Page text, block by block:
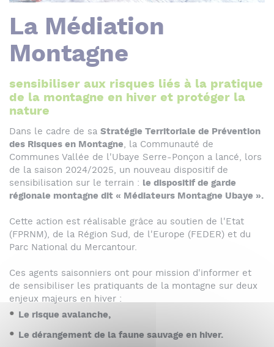
La Médiation
Montagne
sensibiliser aux risques liés à la pratique
de la montagne en hiver et protéger la
nature
Dans le cadre de sa Stratégie Territoriale de Prévention
des Risques en Montagne, la Communauté de
Communes Vallée de l'Ubaye Serre-Ponçon a lancé, lors
de la saison 2024/2025, un nouveau dispositif de
sensibilisation sur le terrain : le dispositif de garde
régionale montagne dit « Médiateurs Montagne Ubaye ».
Cette action est réalisable grâce au soutien de l'Etat
(FPRNM), de la Région Sud, de l'Europe (FEDER) et du
Parc National du Mercantour.
Ces agents saisonniers ont pour mission d'informer et
de sensibiliser les pratiquants de la montagne sur deux
enjeux majeurs en hiver :
Le risque avalanche,
Le dérangement de la faune sauvage en hiver.